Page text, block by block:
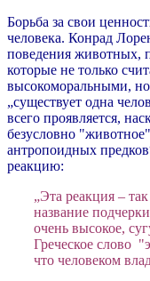
Борьба за свои
человека. Конрад
поведения животных,
которые не только
высокоморальными,
„существует одна
всего проявляется,
безусловно
антропоидных
реакцию:
„Эта реакция –
название
очень высокое,
Греческое слово
что человеком